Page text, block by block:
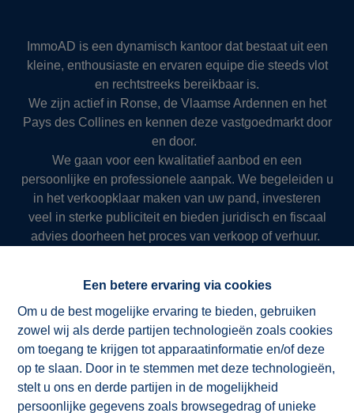
Een betere ervaring via cookies
Om u de best mogelijke ervaring te bieden, gebruiken
zowel wij als derde partijen technologieën zoals cookies
om toegang te krijgen tot apparaatinformatie en/of deze
op te slaan. Door in te stemmen met deze technologieën,
stelt u ons en derde partijen in de mogelijkheid
persoonlijke gegevens zoals browsegedrag of unieke
ImmoAD is een dynamisch kantoor dat bestaat uit een
kleine, enthousiaste en ervaren equipe die steeds vlot
en rechtstreeks bereikbaar is.
We zijn actief in Ronse, de Vlaamse Ardennen en het
Pays des Collines en kennen deze vastgoedmarkt door
en door.
We gaan voor een kwalitatief aanbod en een
persoonlijke en professionele aanpak. We begeleiden u
in het verkoopklaar maken van uw pand, investeren
veel in sterke publiciteit en bieden juridisch en fiscaal
advies doorheen het proces van verkoop of verhuur.
NV ImmoAD